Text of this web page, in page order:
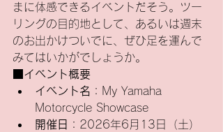
まに体感できるイベントだそう。ツー
リングの目的地として、あるいは週末
のお出かけついでに、ぜひ足を運んで
みてはいかがでしょうか。
■イベント概要
イベント名 ：My Yamaha
Motorcycle Showcase
開催日
：2026年6月13日（土）